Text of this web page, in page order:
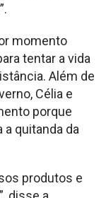
momento
tentar a vida
Além de
Célia e
porque
a quitanda da
produtos e